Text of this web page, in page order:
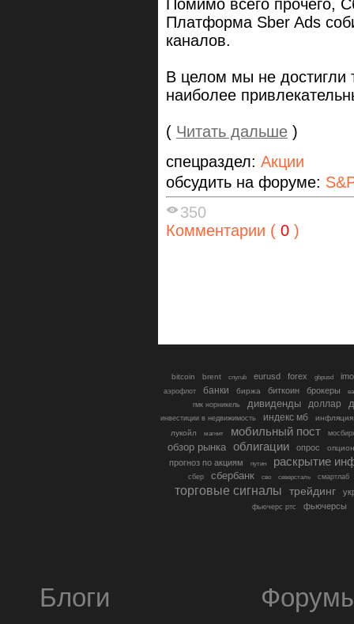
Помимо всего прочего,
Платформа Sber Ads
каналов.
В целом мы не достигли
наиболее
( Читать дальше )
спецраздел: Акции
обсудить на форуме:
350
Комментарии ( 0 )
bitcoin brent cnyrub eurusd forex gbpusd
аэрофлот банки биржа биткоин брокеры
гмк норникель
дивиденды доллар
инвестиции в недвижимость индекс мб
инфляция
лукойл
магнит мобильный пост
обзор рынка облигации опрос
прогноз по акциям путин раскрытие
сбер сбербанк сво северсталь смартлаб
торговые сигналы трейдинг
фьючерс ртс фьючерсы
Блоги